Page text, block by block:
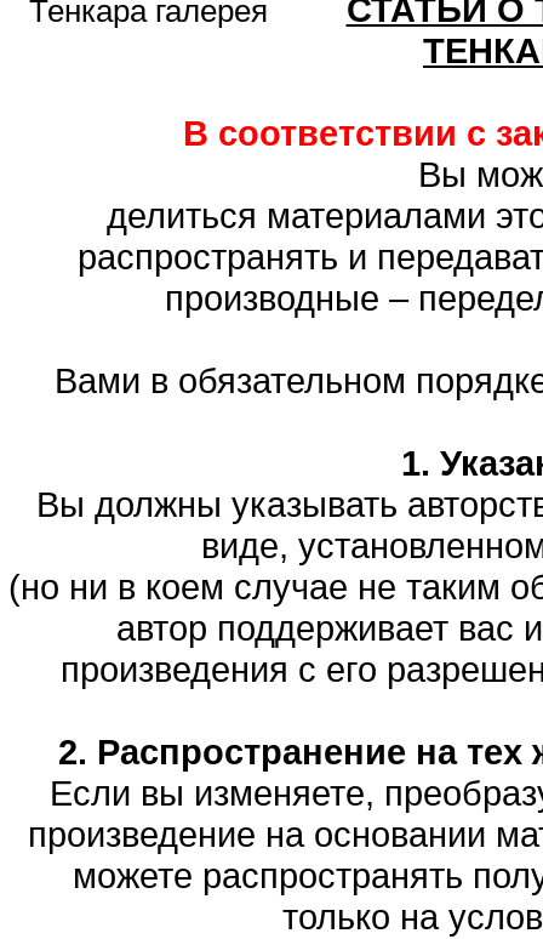
Тенкара галерея
СТАТЬИ О
В соответствии с
Вы
делиться материалами
распространять и
производные –
Вами в обязательном
1.
Вы должны указывать
виде,
(но ни в коем случае не таким
автор поддерживает вас
произведения с его
2. Распространение на тех
Если вы изменяете,
произведение на основании
можете распространять
только на